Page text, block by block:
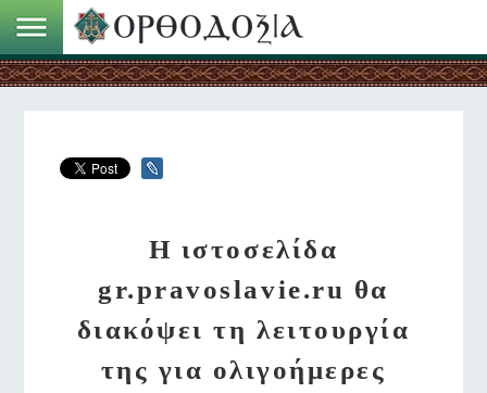
Η ιστοσελίδα
gr.pravoslavie.ru θα
διακόψει τη λειτουργία
της για ολιγοήμερες